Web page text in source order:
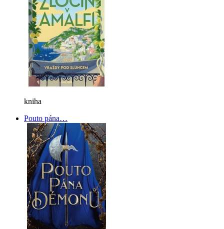
kniha
Pouto pána…